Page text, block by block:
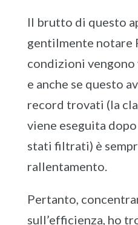
Il brutto di questo
gentilmente notare
condizioni
e anche se questo
record trovati (la
viene eseguita
stati filtrati) è
rallentamento.
Pertanto,
sull’efficienza, ho